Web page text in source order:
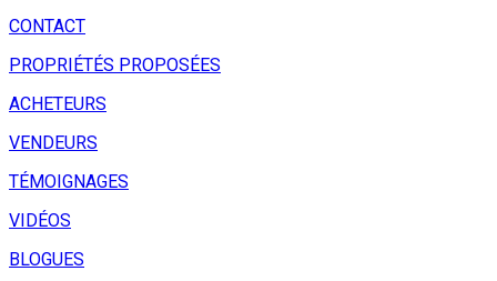
CONTACT
PROPRIÉTÉS PROPOSÉES
ACHETEURS
VENDEURS
TÉMOIGNAGES
VIDÉOS
BLOGUES